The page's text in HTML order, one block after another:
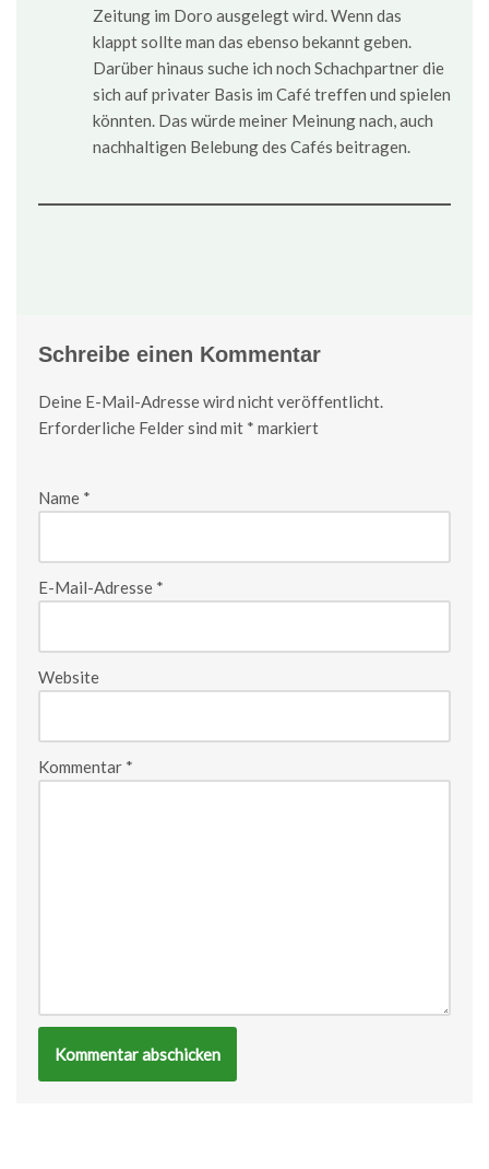
Zeitung im Doro ausgelegt wird. Wenn das
klappt sollte man das ebenso bekannt geben.
Darüber hinaus suche ich noch Schachpartner die
sich auf privater Basis im Café treffen und spielen
könnten. Das würde meiner Meinung nach, auch
nachhaltigen Belebung des Cafés beitragen.
Schreibe einen Kommentar
Deine E-Mail-Adresse wird nicht veröffentlicht.
Erforderliche Felder sind mit * markiert
Name *
E-Mail-Adresse *
Website
Kommentar *